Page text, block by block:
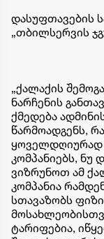
დასუფთავების
„თბილსერვის
„ქალაქის
ნარჩენის
ქმედება
წარმოადგენს,
ყოველდღიურად
კომპანიებს, ნუ
ვიზრუნოთ ამ
კომპანია
სთავაზობს
ტარიფებია,